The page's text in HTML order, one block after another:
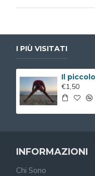
I PIÙ VISITATI
€1,50
INFORMAZIONI
Chi Sono